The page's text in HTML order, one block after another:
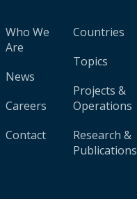
Who We
Are
News
Careers
Contact
Countries
Topics
Projects &
Operations
Research &
Publications